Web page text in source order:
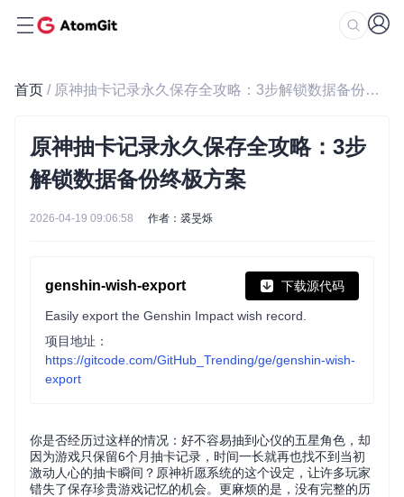
首页 / 原神抽卡记录永久保存全攻略：3步解锁数据备份终极方案
原神抽卡记录永久保存全攻略：3步
解锁数据备份终极方案
2026-04-19 09:06:58 作者：裘旻烁
genshin-wish-export 下载源代码
Easily export the Genshin Impact wish record.
项目地址：
https://gitcode.com/GitHub_Trending/ge/genshin-wish-
export
你是否经历过这样的情况：好不容易抽到心仪的五星角色，却
因为游戏只保留6个月抽卡记录，时间一长就再也找不到当初
激动人心的抽卡瞬间？原神祈愿系统的这个设定，让许多玩家
错失了保存珍贵游戏记忆的机会。更麻烦的是，没有完整的历